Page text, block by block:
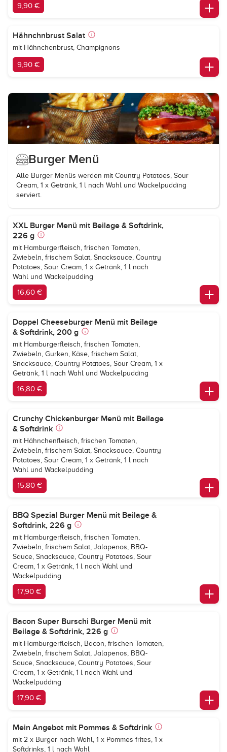
9,90 €
Hähnchnbrust Salat
mit Hähnchenbrust, Champignons
9,90 €
Burger Menü
Alle Burger Menüs werden mit Country Potatoes, Sour
Cream, 1 x Getränk, 1 l nach Wahl und Wackelpudding
serviert.
XXL Burger Menü mit Beilage & Softdrink,
226 g
mit Hamburgerfleisch, frischen Tomaten,
Zwiebeln, frischem Salat, Snacksauce, Country
Potatoes, Sour Cream, 1 x Getränk, 1 l nach
Wahl und Wackelpudding
16,60 €
Doppel Cheeseburger Menü mit Beilage
& Softdrink, 200 g
mit Hamburgerfleisch, frischen Tomaten,
Zwiebeln, Gurken, Käse, frischem Salat,
Snacksauce, Country Potatoes, Sour Cream, 1 x
Getränk, 1 l nach Wahl und Wackelpudding
16,80 €
Crunchy Chickenburger Menü mit Beilage
& Softdrink
mit Hähnchenfleisch, frischen Tomaten,
Zwiebeln, frischem Salat, Snacksauce, Country
Potatoes, Sour Cream, 1 x Getränk, 1 l nach
Wahl und Wackelpudding
15,80 €
BBQ Spezial Burger Menü mit Beilage &
Softdrink, 226 g
mit Hamburgerfleisch, frischen Tomaten,
Zwiebeln, frischem Salat, Jalapenos, BBQ-
Sauce, Snacksauce, Country Potatoes, Sour
Cream, 1 x Getränk, 1 l nach Wahl und
Wackelpudding
17,90 €
Bacon Super Burschi Burger Menü mit
Beilage & Softdrink, 226 g
mit Hamburgerfleisch, Bacon, frischen Tomaten,
Zwiebeln, frischem Salat, Jalapenos, BBQ-
Sauce, Snacksauce, Country Potatoes, Sour
Cream, 1 x Getränk, 1 l nach Wahl und
Wackelpudding
17,90 €
Mein Angebot mit Pommes & Softdrink
mit 2 x Burger nach Wahl, 1 x Pommes frites, 1 x
Softdrinks, 1 l nach Wahl